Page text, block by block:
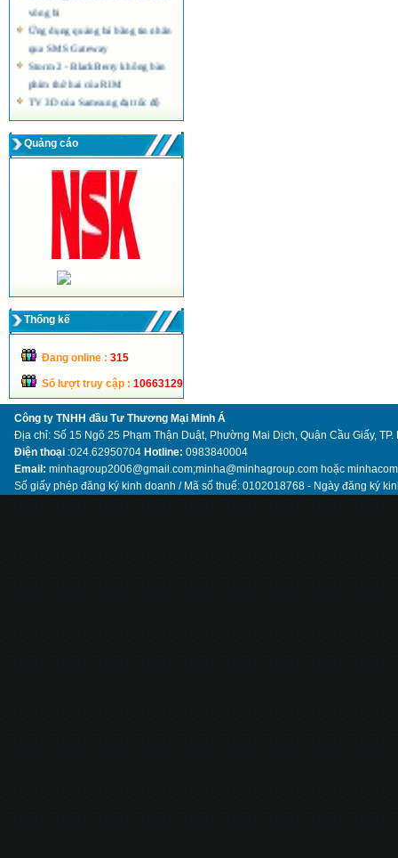
vòng bi
Ứng dụng quảng bá bằng tin nhắn
qua SMS Gateway
Storm 2 - BlackBerry không bàn
phím thứ hai của RIM
TV 3D của Samsung đạt tốc độ
Màn hình máy tính siêu mỏng công
nghệ LED của Acer
Quảng cáo
Thống kế
Đang online : 315
Số lượt truy cập : 10663129
Công ty TNHH đầu Tư Thương Mại Minh Á
Địa chỉ: Số 15 Ngõ 25 Phạm Thận Duật, Phường Mai Dịch, Quận Cầu Giấy, TP.
Điện thoại :024.62950704 Hotline: 0983840004
Email: minhagroup2006@gmail.com;minha@minhagroup.com hoặc
Số giấy phép đăng ký kinh doanh / Mã số thuế: 0102018768 - Ngày đăng ký